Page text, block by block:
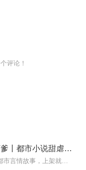
评论！
免费小说丨萌宝有位亿万爹丨都市小说甜虐丨AI完本
简介：本书是一本又虐又甜的都市言情故事，上架就是完本，大家一起听个够，欢迎订阅。危难时刻，洛天一攀上江城人人想嫁的闽江南。金屋藏娇，一腔深情尽付，却不过是男人蓄...